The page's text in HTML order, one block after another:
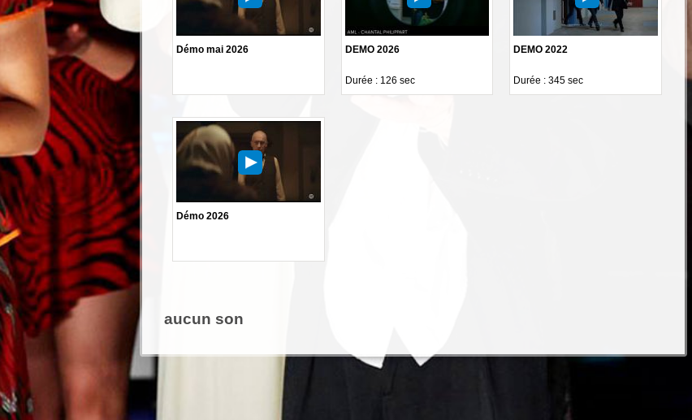
Démo mai 2026 DEMO 2026
Durée : 126 sec
DEMO 2022
Durée : 345 sec
Démo 2026
aucun son